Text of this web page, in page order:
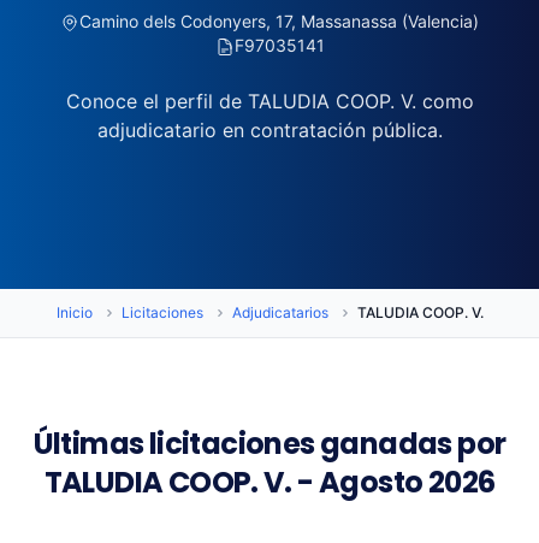
Camino dels Codonyers, 17, Massanassa (Valencia)
F97035141
Conoce el perfil de TALUDIA COOP. V. como
adjudicatario en contratación pública.
Inicio Licitaciones Adjudicatarios TALUDIA COOP. V.
Últimas licitaciones ganadas por
TALUDIA COOP. V. - Agosto 2026